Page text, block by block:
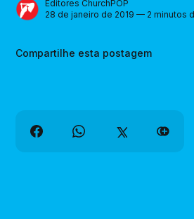
Editores ChurchPOP
28 de janeiro de 2019 — 2 minutos
Compartilhe esta postagem